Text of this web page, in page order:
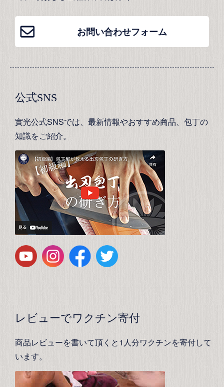
お問い合わせフォーム
公式SNS
實光公式SNSでは、最新情報やおすすめ商品、包丁の
知識をご紹介。
レビューでワクチン寄付
商品レビューを書いて頂くと1人分ワクチンを寄付して
います。